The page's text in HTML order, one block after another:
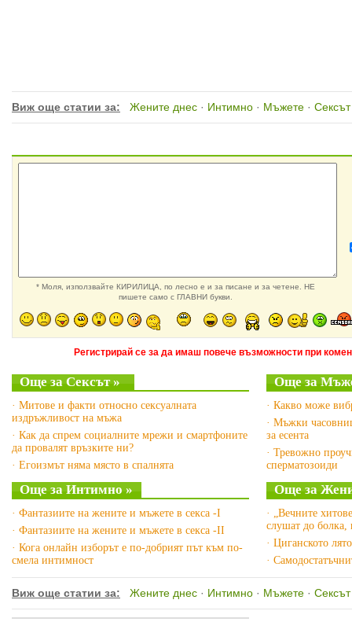
Виж още статии за: Жените днес · Интимно · Мъжете · Сексът
* Моля, използвайте КИРИЛИЦА, по лесно е и за писане и за четене. НЕ
пишете само с ГЛАВНИ букви.
Регистрирай се за да имаш повече възможности при
Още за Сексът »
· Митове и факти относно сексуалната
издръжливост на мъжа
· Как да спрем социалните мрежи и смартфоните
да провалят връзките ни?
· Егоизмът няма място в спалнята
Още за
· Какво може
· Мъжки
за есента
· Тревожно
сперматозоиди
Още за Интимно »
· Фантазиите на жените и мъжете в секса -I
· Фантазиите на жените и мъжете в секса -II
· Кога онлайн изборът е по-добрият път към по-
смела интимност
Още за
· „Вечните
слушат до болка,
· Циганското
·
Виж още статии за: Жените днес · Интимно · Мъжете · Сексът